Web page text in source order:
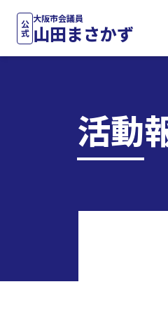
公式
大阪市会議員
山田まさかず
活動